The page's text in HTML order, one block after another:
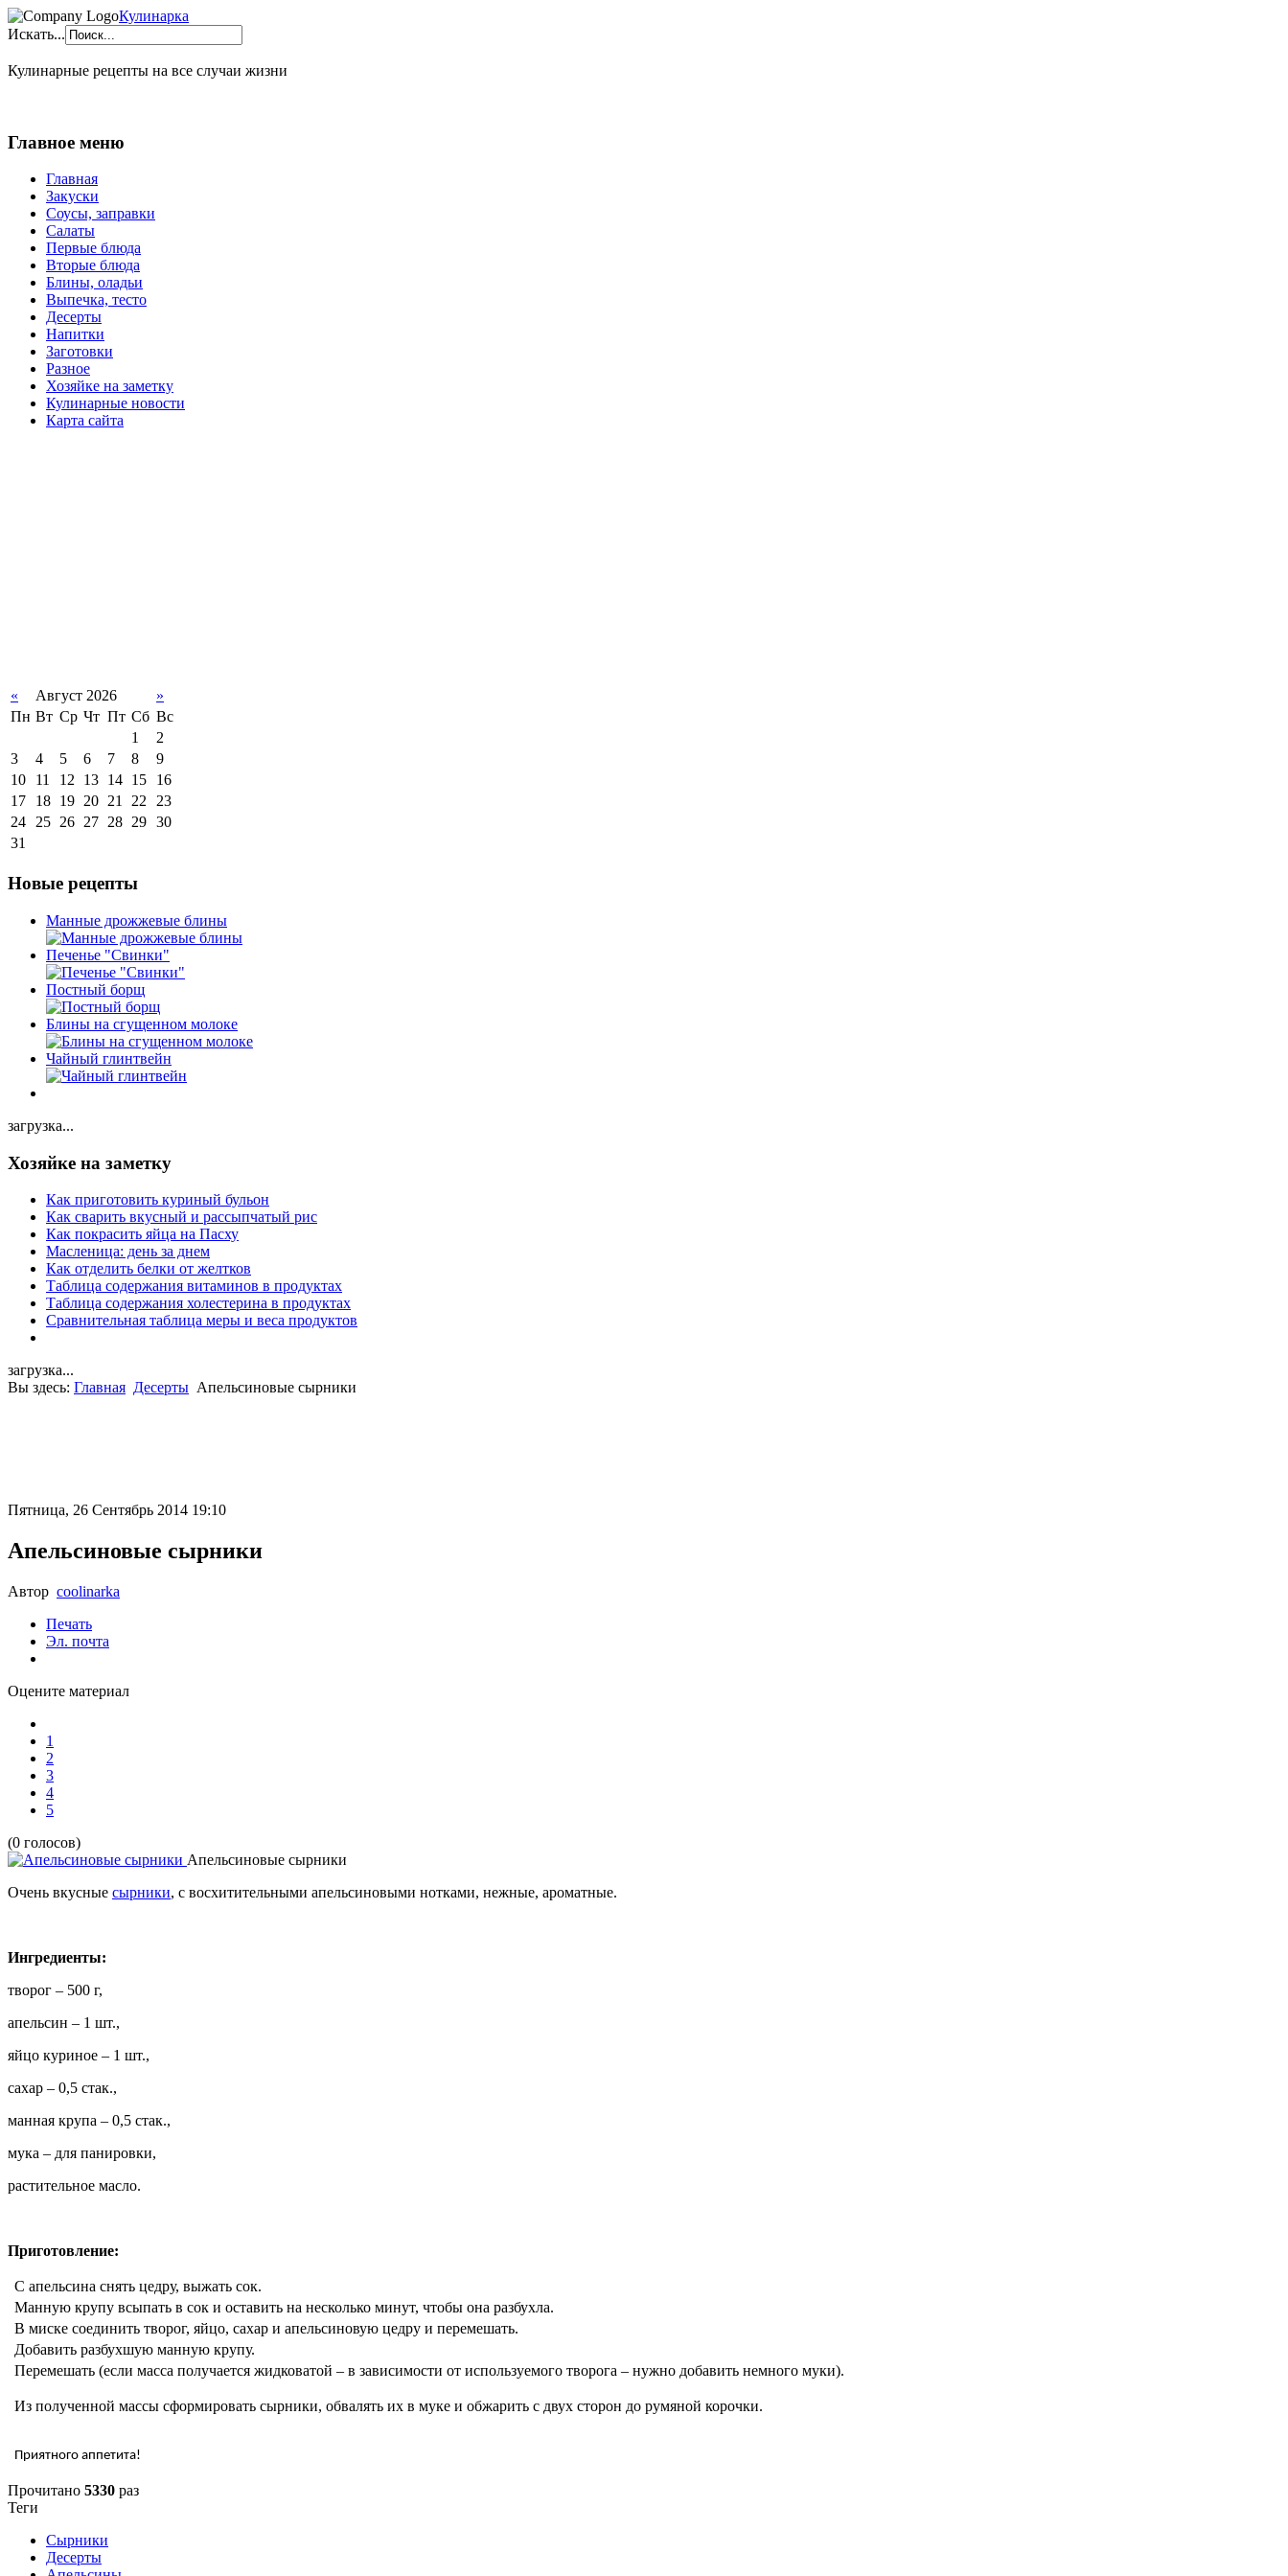
Кулинарка
Искать...
Кулинарные рецепты на все случаи жизни
Главное меню
Главная
Закуски
Соусы, заправки
Салаты
Первые блюда
Вторые блюда
Блины, оладьи
Выпечка, тесто
Десерты
Напитки
Заготовки
Разное
Хозяйке на заметку
Кулинарные новости
Карта сайта
« Август 2026
»
Пн Вт Ср Чт Пт Сб Вс
1
2
3
4 5 6 7 8
9
10
11 12 13 14 15
16
17
18 19 20 21 22 23
24 25 26 27 28 29 30
31
Новые рецепты
Манные дрожжевые блины
Печенье "Свинки"
Постный борщ
Блины на сгущенном молоке
Чайный глинтвейн
загрузка...
Хозяйке на заметку
Как приготовить куриный бульон
Как сварить вкусный и рассыпчатый рис
Как покрасить яйца на Пасху
Масленица: день за днем
Как отделить белки от желтков
Таблица содержания витаминов в продуктах
Таблица содержания холестерина в продуктах
Сравнительная таблица меры и веса продуктов
загрузка...
Вы здесь: Главная Десерты Апельсиновые сырники
Пятница, 26 Сентябрь 2014 19:10
Апельсиновые сырники
Автор coolinarka
Печать
Эл. почта
Оцените материал
1
2
3
4
5
(0 голосов)
Апельсиновые сырники
Очень вкусные сырники, с восхитительными апельсиновыми нотками, нежные, ароматные.
Ингредиенты:
творог – 500 г,
апельсин – 1 шт.,
яйцо куриное – 1 шт.,
сахар – 0,5 стак.,
манная крупа – 0,5 стак.,
мука – для панировки,
растительное масло.
Приготовление:
С апельсина снять цедру, выжать сок.
Манную крупу всыпать в сок и оставить на несколько минут, чтобы она разбухла.
В миске соединить творог, яйцо, сахар и апельсиновую цедру и перемешать.
Добавить разбухшую манную крупу.
Перемешать (если масса получается жидковатой – в зависимости от используемого творога – нужно добавить немного муки).
Из полученной массы сформировать сырники, обвалять их в муке и обжарить с двух сторон до румяной корочки.
Приятного аппетита!
Прочитано 5330 раз
Теги
Сырники
Десерты